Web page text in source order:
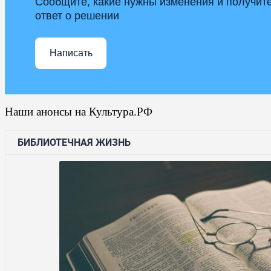
ответ о решении
Написать
Наши анонсы на Культура.РФ